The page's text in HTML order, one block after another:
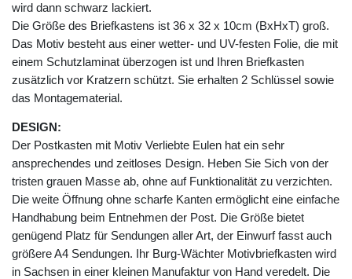
wird dann schwarz lackiert.
Die Größe des Briefkastens ist 36 x 32 x 10cm (BxHxT) groß.
Das Motiv besteht aus einer wetter- und UV-festen Folie, die mit
einem Schutzlaminat überzogen ist und Ihren Briefkasten
zusätzlich vor Kratzern schützt. Sie erhalten 2 Schlüssel sowie
das Montagematerial.
DESIGN:
Der Postkasten mit Motiv Verliebte Eulen hat ein sehr
ansprechendes und zeitloses Design. Heben Sie Sich von der
tristen grauen Masse ab, ohne auf Funktionalität zu verzichten.
Die weite Öffnung ohne scharfe Kanten ermöglicht eine einfache
Handhabung beim Entnehmen der Post. Die Größe bietet
genügend Platz für Sendungen aller Art, der Einwurf fasst auch
größere A4 Sendungen. Ihr Burg-Wächter Motivbriefkasten wird
in Sachsen in einer kleinen Manufaktur von Hand veredelt. Die